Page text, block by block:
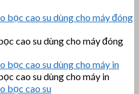
cao su dùng cho máy đóng
cao su dùng cho máy in